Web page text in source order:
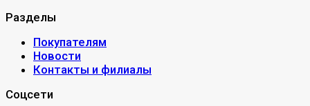
Разделы
Покупателям
Новости
Контакты и филиалы
Соцсети